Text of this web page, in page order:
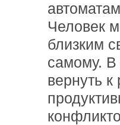
Человек
близким
самому. В
вернуть